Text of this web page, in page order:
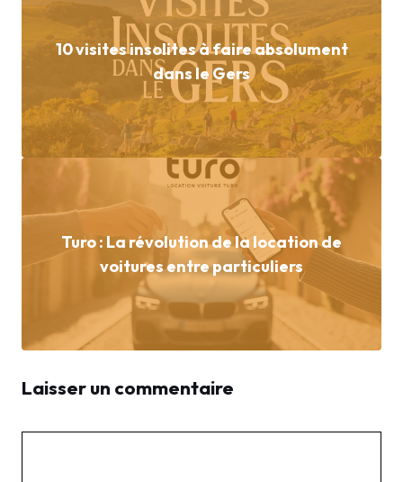
10 visites insolites à faire absolument
dans le Gers
Turo : La révolution de la location de
voitures entre particuliers
Laisser un commentaire